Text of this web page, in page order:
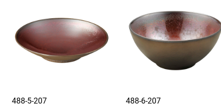
488-5-207
488-6-207